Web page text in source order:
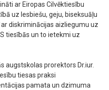
ar Eiropas Cilvēktiesību
uz lesbiešu, geju, biseksuāļu
diskriminācijas aizliegumu uz
tiesībās un to ietekmi uz
augstskolas prorektors Dr.iur.
tiesas praksi
pamata un dzimuma